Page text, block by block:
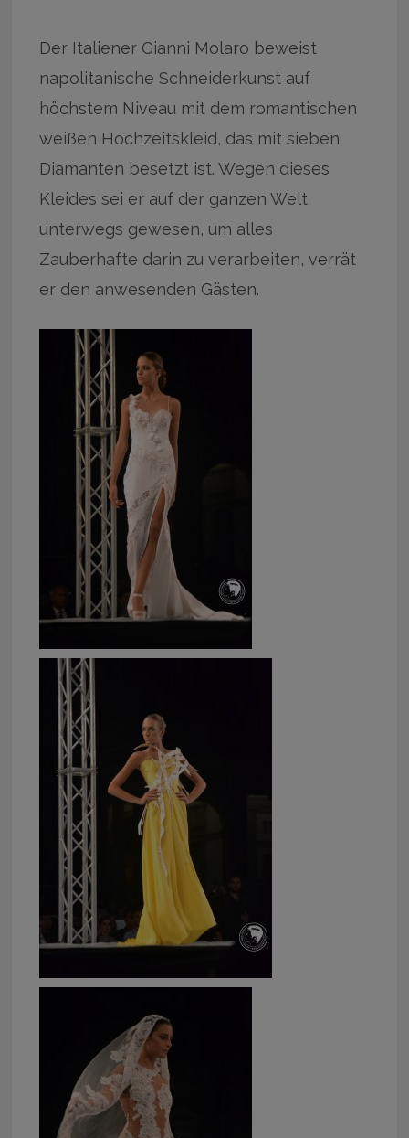
Der Italiener Gianni Molaro beweist
napolitanische Schneiderkunst auf
höchstem Niveau mit dem romantischen
weißen Hochzeitskleid, das mit sieben
Diamanten besetzt ist. Wegen dieses
Kleides sei er auf der ganzen Welt
unterwegs gewesen, um alles
Zauberhafte darin zu verarbeiten, verrät
er den anwesenden Gästen.